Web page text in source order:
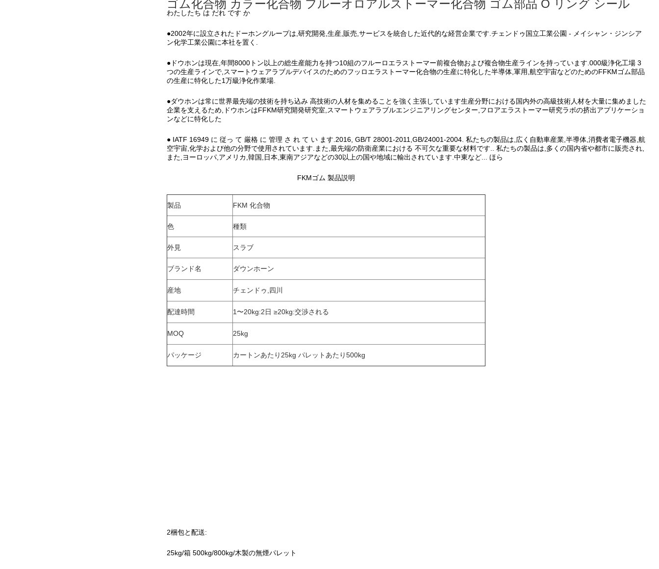
ゴム化合物 カラー化合物 フルーオロアルストーマー化合物 ゴム部品 O リング シール
わたしたち は だれ です か
●2002年に設立されたドーホングループは,研究開発,生産,販売,サービスを統合した近代的な経営企業です.チェンドゥ国立工業公園 - メイシャン・ジンシア
ン化学工業公園に本社を置く.
●ドウホンは現在,年間8000トン以上の総生産能力を持つ10組のフルーロエラストーマー前複合物および複合物生産ラインを持っています.000級浄化工場 3
つの生産ラインで,スマートウェアラブルデバイスのためのフッロエラストーマー化合物の生産に特化した半導体,軍用,航空宇宙などのためのFFKMゴム部品
の生産に特化した1万級浄化作業場.
●ダウホンは常に世界最先端の技術を持ち込み 高技術の人材を集めることを強く主張しています生産分野における国内外の高級技術人材を大量に集めました
企業を支えるため,ドウホンはFFKM研究開発研究室,スマートウェアラブルエンジニアリングセンター,フロアエラストーマー研究ラボの挤出アプリケーショ
ンなどに特化した
● IATF 16949 に 従っ て 厳格 に 管理 さ れ て い ます.2016, GB/T 28001-2011,GB/24001-2004. 私たちの製品は,広く自動車産業,半導体,消費者電子機器,航
空宇宙,化学および他の分野で使用されています.また,最先端の防衛産業における 不可欠な重要な材料です.. 私たちの製品は,多くの国内省や都市に販売され,
また,ヨーロッパ,アメリカ,韓国,日本,東南アジアなどの30以上の国や地域に輸出されています.中東など... ほら
FKMゴム 製品説明
製品 FKM 化合物
色 種類
外見 スラブ
ブランド名 ダウンホーン
産地 チェンドゥ,四川
配達時間 1〜20kg:2日 ≥20kg:交渉される
MOQ 25kg
パッケージ カートンあたり25kg パレットあたり500kg
2梱包と配送:
25kg/箱 500kg/800kg/木製の無煙パレット